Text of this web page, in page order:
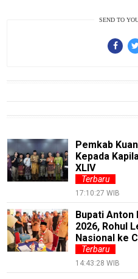
SEND TO
Pemkab
Kepada
XLIV
Terbaru
17:10:27 WIB
Bupati Anton
2026, Rohul
Nasional ke
Terbaru
14:43:28 WIB
Edukasi
InfoTerbaru
Traveling
TeknoPedia
Blog